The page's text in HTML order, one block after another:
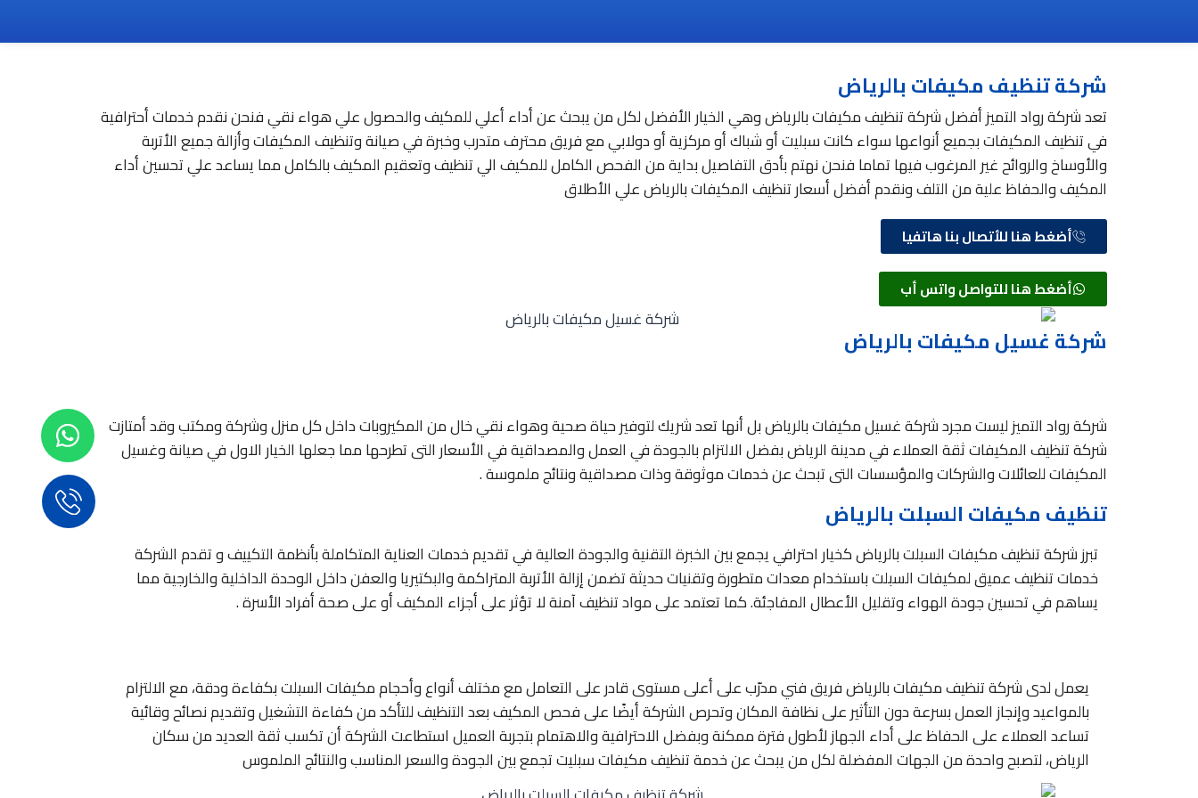
شركة تنظيف مكيفات بالرياض
تعد شركة رواد التميز أفضل شركة تنظيف مكيفات بالرياض وهي الخيار الأفضل لكل من يبحث عن أداء أعلي للمكيف والحصول علي هواء نقي فنحن نقدم خدمات أحترافية
في تنظيف المكيفات بجميع أنواعها سواء كانت سبليت أو شباك أو مركزية أو دولابي مع فريق محترف متدرب وخبرة في صيانة وتنظيف المكيفات وأزالة جميع الأتربة
والأوساخ والروائح غير المرغوب فيها تماما فنحن نهتم بأدق التفاصيل بداية من الفحص الكامل للمكيف الي تنظيف وتعقيم المكيف بالكامل مما يساعد علي تحسين أداء
المكيف والحفاظ علية من التلف ونقدم أفضل أسعار تنظيف المكيفات بالرياض علي الأطلاق
أضغط هنا للأتصال بنا هاتفيا
أضغط هنا للتواصل واتس أب
شركة غسيل مكيفات بالرياض
شركة رواد التميز ليست مجرد شركة غسيل مكيفات بالرياض بل أنها تعد شريك لتوفير حياة صحية وهواء نقي خال من المكيروبات داخل كل منزل وشركة ومكتب وقد أمتازت
شركة تنظيف المكيفات ثقة العملاء في مدينة الرياض بفضل الالتزام بالجودة في العمل والمصداقية في الأسعار التى تطرحها مما جعلها الخيار الاول في صيانة وغسيل
المكيفات للعائلات والشركات والمؤسسات التى تبحث عن خدمات موثوقة وذات مصداقية ونتائج ملموسة .
تنظيف مكيفات السبلت بالرياض
تبرز شركة تنظيف مكيفات السبلت بالرياض كخيار احترافي يجمع بين الخبرة التقنية والجودة العالية في تقديم خدمات العناية المتكاملة بأنظمة التكييف و تقدم الشركة
خدمات تنظيف عميق لمكيفات السبلت باستخدام معدات متطورة وتقنيات حديثة تضمن إزالة الأتربة المتراكمة والبكتيريا والعفن داخل الوحدة الداخلية والخارجية مما
يساهم في تحسين جودة الهواء وتقليل الأعطال المفاجئة. كما تعتمد على مواد تنظيف آمنة لا تؤثر على أجزاء المكيف أو على صحة أفراد الأسرة .
يعمل لدى شركة تنظيف مكيفات بالرياض فريق فني مدرّب على أعلى مستوى قادر على التعامل مع مختلف أنواع وأحجام مكيفات السبلت بكفاءة ودقة، مع الالتزام
بالمواعيد وإنجاز العمل بسرعة دون التأثير على نظافة المكان وتحرص الشركة أيضًا على فحص المكيف بعد التنظيف للتأكد من كفاءة التشغيل وتقديم نصائح وقائية
تساعد العملاء على الحفاظ على أداء الجهاز لأطول فترة ممكنة وبفضل الاحترافية والاهتمام بتجربة العميل استطاعت الشركة أن تكسب ثقة العديد من سكان
الرياض، لتصبح واحدة من الجهات المفضلة لكل من يبحث عن خدمة تنظيف مكيفات سبليت تجمع بين الجودة والسعر المناسب والنتائج الملموس